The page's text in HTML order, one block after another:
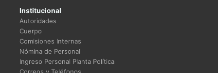
Institucional
Autoridades
Cuerpo
Comisiones Internas
Nómina de Personal
Ingreso Personal Planta Política